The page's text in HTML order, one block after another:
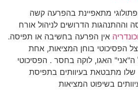
מתאפיינת בהפרעה קשה
וההתנהגות הדרושים לניהול אורח
אין הפרעה בחשיבה או תפיסה.
הפסיכוטי בוחן המציאות, אחת
ה"אני" האגו, לוקה בחסר . הפסיכוטי
מתבטאת בעיוותים בתפיסת
בשיפוט המציאות